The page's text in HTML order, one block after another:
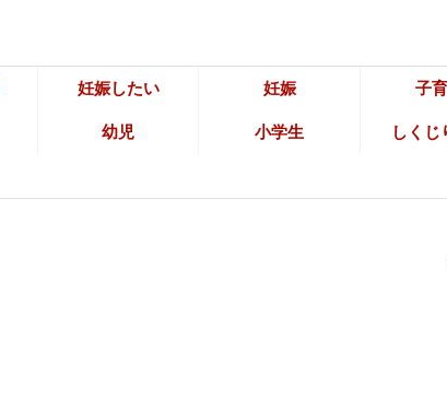
妊娠したい 妊娠 子
幼児 小学生 しくじ